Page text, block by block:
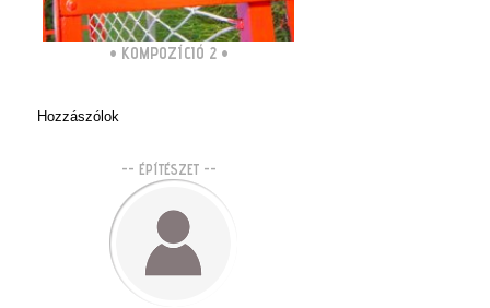
• KOMPOZÍCIÓ 2•
Hozzászólok
-- ÉPÍTÉSZET --